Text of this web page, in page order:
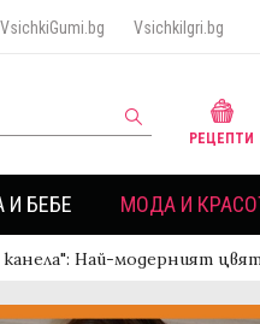
VsichkiGumi.bg VsichkiIgri.bg
РЕЦЕПТИ
И БЕБЕ МОДА И
канела": Най-модерният